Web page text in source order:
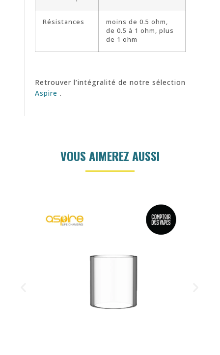
Résistances
moins de 0.5 ohm,
de 0.5 à 1 ohm, plus
de 1 ohm
Retrouver l’intégralité de notre sélection
Aspire .
VOUS AIMEREZ AUSSI